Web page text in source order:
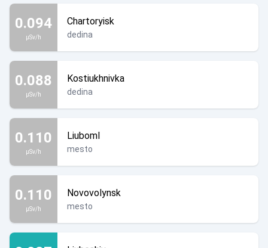
0.094
µSv/h
Chartoryisk
dedina
0.088
µSv/h
Kostiukhnivka
dedina
0.110
µSv/h
Liuboml
mesto
0.110
µSv/h
Novovolynsk
mesto